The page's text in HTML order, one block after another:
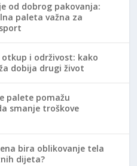
od dobrog pakovanja:
paleta važna za
otkup i održivost: kako
dobija drugi život
palete pomažu
smanje troškove
bira oblikovanje tela
dijeta?